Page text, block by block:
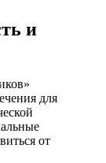
и
для
от